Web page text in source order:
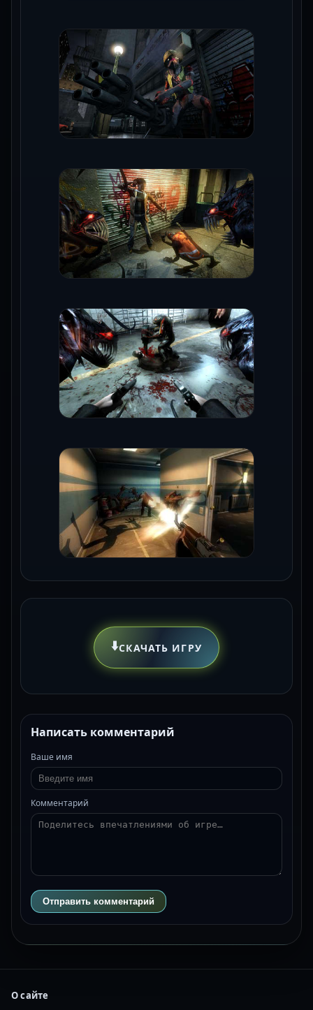
⬇️СКАЧАТЬ ИГРУ
Написать комментарий
Ваше имя
Комментарий
Отправить комментарий
О сайте